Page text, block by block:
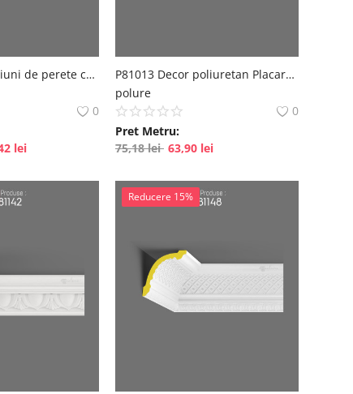
P81134 Decoratiuni de perete cu model
0
lei
P81013 Decor poliuretan Placare perete
polure
0
Pret Metru:
75,18lei 63,90 lei
Reducere 15%